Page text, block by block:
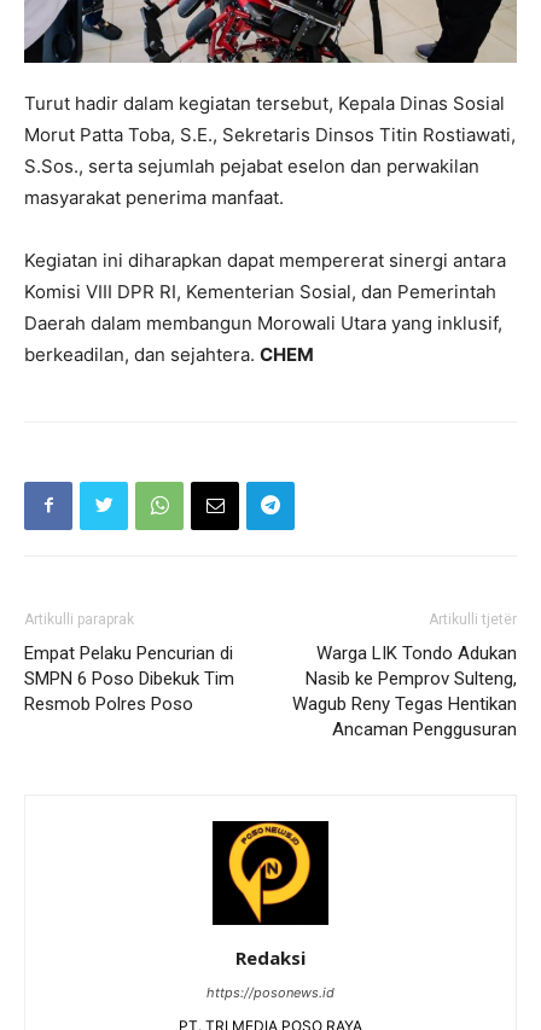
Turut hadir dalam kegiatan tersebut, Kepala Dinas Sosial
Morut Patta Toba, S.E., Sekretaris Dinsos Titin Rostiawati,
S.Sos., serta sejumlah pejabat eselon dan perwakilan
masyarakat penerima manfaat.
Kegiatan ini diharapkan dapat mempererat sinergi antara
Komisi VIII DPR RI, Kementerian Sosial, dan Pemerintah
Daerah dalam membangun Morowali Utara yang inklusif,
berkeadilan, dan sejahtera. CHEM
Artikulli paraprak
Empat Pelaku Pencurian di
SMPN 6 Poso Dibekuk Tim
Resmob Polres Poso
Artikulli tjetër
Warga LIK Tondo Adukan
Nasib ke Pemprov Sulteng,
Wagub Reny Tegas Hentikan
Ancaman Penggusuran
Redaksi
https://posonews.id
PT. TRI MEDIA POSO RAYA